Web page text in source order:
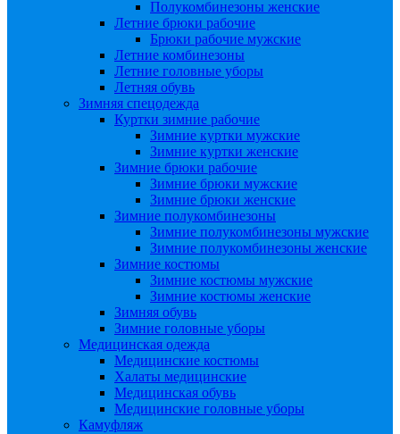
Полукомбинезоны женские
Летние брюки рабочие
Брюки рабочие мужские
Летние комбинезоны
Летние головные уборы
Летняя обувь
Зимняя спецодежда
Куртки зимние рабочие
Зимние куртки мужские
Зимние куртки женские
Зимние брюки рабочие
Зимние брюки мужские
Зимние брюки женские
Зимние полукомбинезоны
Зимние полукомбинезоны мужские
Зимние полукомбинезоны женские
Зимние костюмы
Зимние костюмы мужские
Зимние костюмы женские
Зимняя обувь
Зимние головные уборы
Медицинская одежда
Медицинские костюмы
Халаты медицинские
Медицинская обувь
Медицинские головные уборы
Камуфляж